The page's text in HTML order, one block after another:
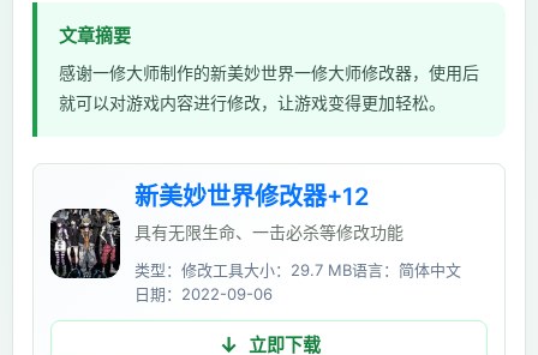
文章摘要
感谢一修大师制作的新美妙世界一修大师修改器，使用后
就可以对游戏内容进行修改，让游戏变得更加轻松。
新美妙世界修改器+12
具有无限生命、一击必杀等修改功能
类型：修改工具大小：29.7 MB语言：简体中文
日期：2022-09-06
立即下载